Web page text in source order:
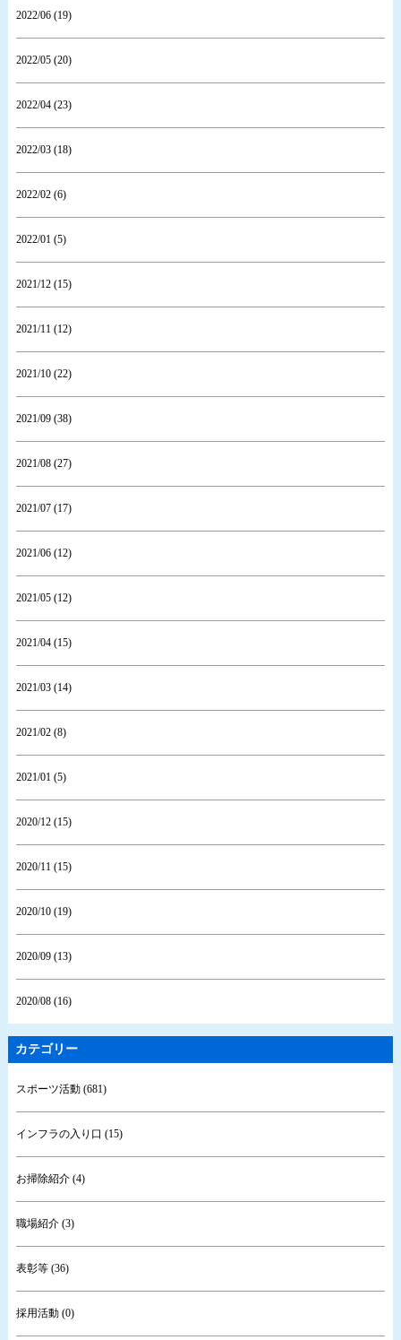
2022/06 (19)
2022/05 (20)
2022/04 (23)
2022/03 (18)
2022/02 (6)
2022/01 (5)
2021/12 (15)
2021/11 (12)
2021/10 (22)
2021/09 (38)
2021/08 (27)
2021/07 (17)
2021/06 (12)
2021/05 (12)
2021/04 (15)
2021/03 (14)
2021/02 (8)
2021/01 (5)
2020/12 (15)
2020/11 (15)
2020/10 (19)
2020/09 (13)
2020/08 (16)
カテゴリー
スポーツ活動 (681)
インフラの入り口 (15)
お掃除紹介 (4)
職場紹介 (3)
表彰等 (36)
採用活動 (0)